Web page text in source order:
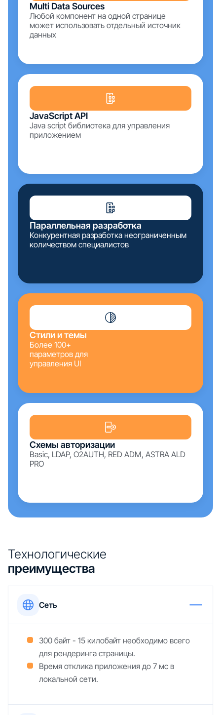
Multi Data Sources
Любой компонент на одной странице
может использовать отдельный источник
данных
JavaScript API
Java script библиотека для управления
приложением
Параллельная разработка
Конкурентная разработка неограниченным
количеством специалистов
Стили и темы
Более 100+
параметров для
управления UI
Схемы авторизации
Basic, LDAP, O2AUTH, RED ADM, ASTRA ALD
PRO
Технологические
преимущества
Сеть
300 байт - 15 килобайт необходимо всего
для рендеринга страницы.
Время отклика приложения до 7 мс в
локальной сети.